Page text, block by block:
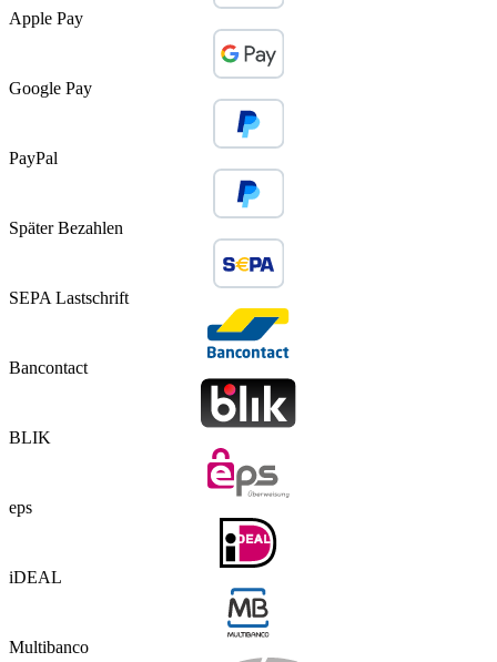
Apple Pay
Google Pay
PayPal
Später Bezahlen
SEPA Lastschrift
Bancontact
BLIK
eps
iDEAL
Multibanco